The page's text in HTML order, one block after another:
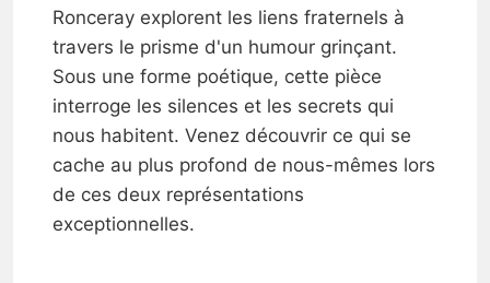
Ronceray explorent les liens fraternels à
travers le prisme d'un humour grinçant.
Sous une forme poétique, cette pièce
interroge les silences et les secrets qui
nous habitent. Venez découvrir ce qui se
cache au plus profond de nous-mêmes lors
de ces deux représentations
exceptionnelles.